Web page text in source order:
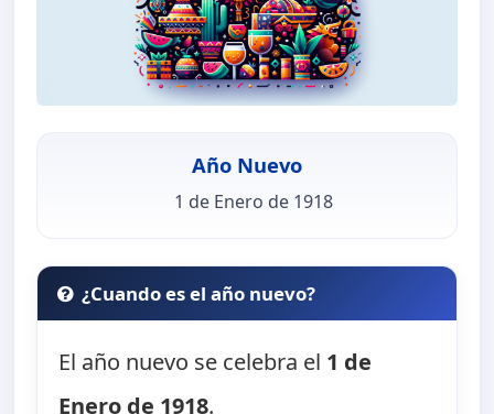
Año Nuevo
1 de Enero de 1918
¿Cuando es el año nuevo?
El año nuevo se celebra el 1 de
Enero de 1918.